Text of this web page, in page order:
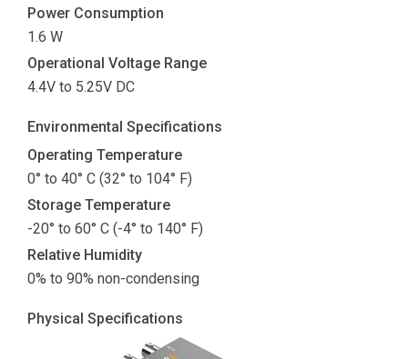
Power Consumption
1.6 W
Operational Voltage Range
4.4V to 5.25V DC
Environmental Specifications
Operating Temperature
0° to 40° C (32° to 104° F)
Storage Temperature
-20° to 60° C (-4° to 140° F)
Relative Humidity
0% to 90% non-condensing
Physical Specifications